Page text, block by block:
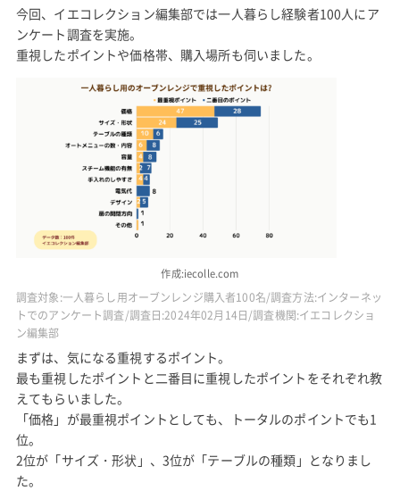
今回、イエコレクション編集部では一人暮らし経験者100人にア
ンケート調査を実施。
重視したポイントや価格帯、購入場所も伺いました。
作成:iecolle.com
調査対象:一人暮らし用オーブンレンジ購入者100名/調査方法:インターネッ
トでのアンケート調査/調査日:2024年02月14日/調査機関:イエコレクショ
ン編集部
まずは、気になる重視するポイント。
最も重視したポイントと二番目に重視したポイントをそれぞれ教
えてもらいました。
「価格」が最重視ポイントとしても、トータルのポイントでも1
位。
2位が「サイズ・形状」、3位が「テーブルの種類」となりまし
た。